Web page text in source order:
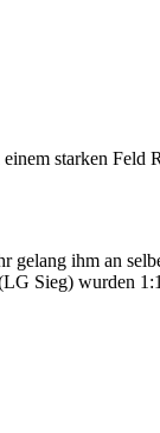
starken
ihm an
Sieg) wurden